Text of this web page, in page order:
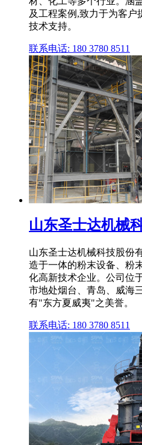
及工程案例,致力于为客户
技术支持。
联系电话: 180 3780 8511
山东圣士达机械
山东圣士达机械科技股份
造于一体的粉末设备、粉
化高新技术企业。公司位
市地处烟台、青岛、威海
有"东方夏威夷"之美誉。
联系电话: 180 3780 8511